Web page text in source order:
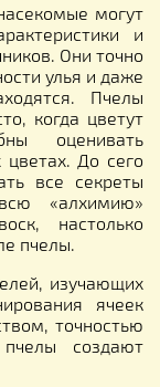
могут
и
Они точно
улья и даже
Пчелы
когда цветут
оценивать
До сего
все секреты
«алхимию»
настолько
пчелы.
изучающих
ячеек
точностью
создают